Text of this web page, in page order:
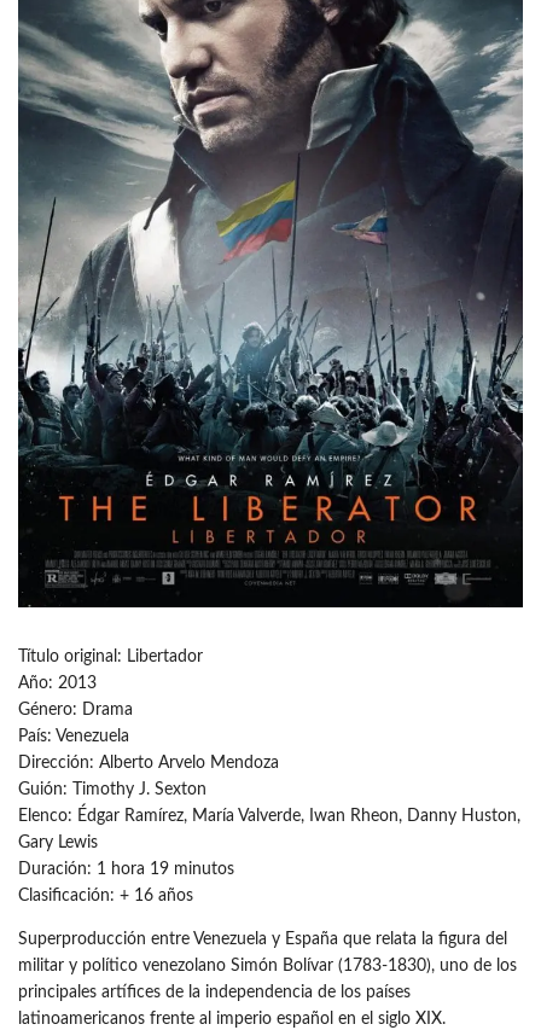
Título original: Libertador
Año: 2013
Género: Drama
País: Venezuela
Dirección: Alberto Arvelo Mendoza
Guión: Timothy J. Sexton
Elenco: Édgar Ramírez, María Valverde, Iwan Rheon, Danny Huston,
Gary Lewis
Duración: 1 hora 19 minutos
Clasificación: + 16 años
Superproducción entre Venezuela y España que relata la figura del
militar y político venezolano Simón Bolívar (1783-1830), uno de los
principales artífices de la independencia de los países
latinoamericanos frente al imperio español en el siglo XIX.